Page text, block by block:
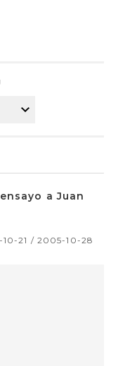
a Juan
21 / 2005-10-28